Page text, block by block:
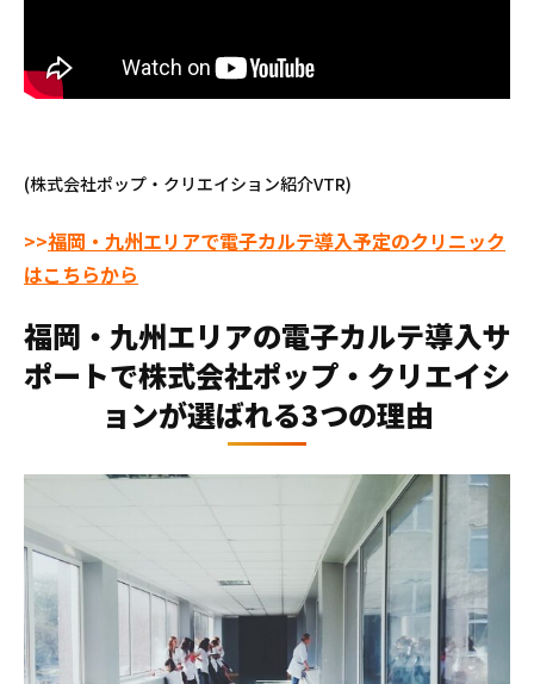
(株式会社ポップ・クリエイション紹介VTR)
>>福岡・九州エリアで電子カルテ導入予定のクリニック
はこちらから
福岡・九州エリアの電子カルテ導入サ
ポートで株式会社ポップ・クリエイシ
ョンが選ばれる3つの理由